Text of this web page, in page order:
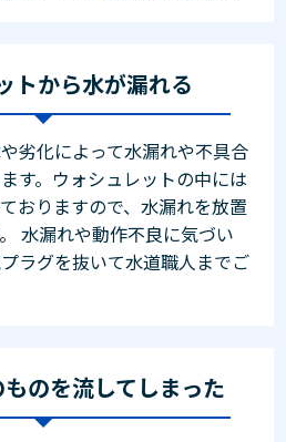
トから水が漏れる
劣化によって水漏れや不具合
す。ウォシュレットの中には
おりますので、水漏れを放置
水漏れや動作不良に気づい
ラグを抜いて水道職人までご
のを流してしまった